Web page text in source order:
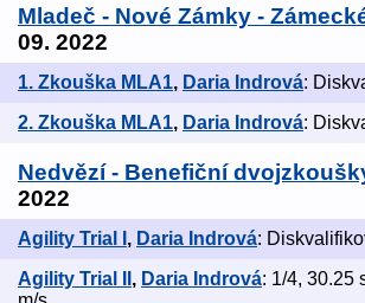
Mladeč - Nové Zámky -
09. 2022
1. Zkouška MLA1, Daria Indrová:
2. Zkouška MLA1, Daria Indrová:
Nedvězí - Benefiční
2022
Agility Trial I , Daria Indrová:
Agility Trial II , Daria Indrová: 1/4, 30.25